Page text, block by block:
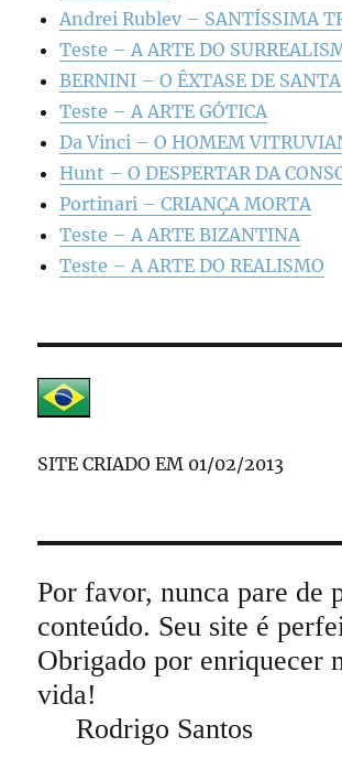
Andrei Rublev – SANTÍSSIMA
Teste – A ARTE DO
BERNINI – O ÊXTASE DE
Teste – A ARTE GÓTICA
Da Vinci – O HOMEM
Hunt – O DESPERTAR DA
Portinari – CRIANÇA MORTA
Teste – A ARTE BIZANTINA
Teste – A ARTE DO REALISMO
SITE CRIADO EM 01/02/2013
Por favor, nunca pare de
conteúdo. Seu site é
Obrigado por enriquecer
Rodrigo Santos